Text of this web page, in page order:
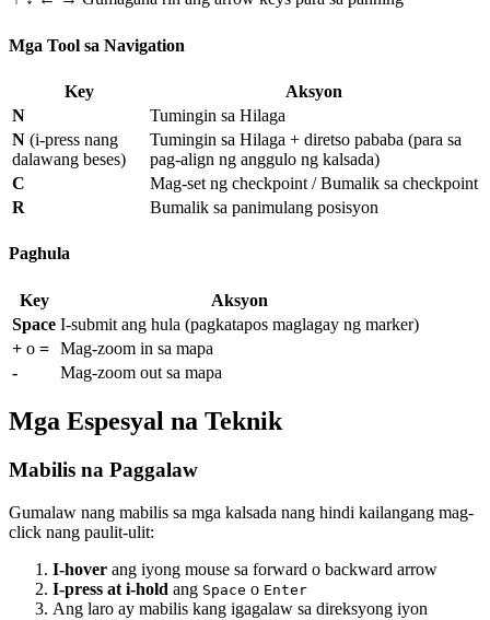
Mga Tool sa Navigation
Key
Aksyon
N
Tumingin sa Hilaga
N (i-press nang
dalawang beses)
Tumingin sa Hilaga + diretso pababa (para sa
pag-align ng anggulo ng kalsada)
C
Mag-set ng checkpoint / Bumalik sa checkpoint
R
Bumalik sa panimulang posisyon
Paghula
Key
Aksyon
Space I-submit ang hula (pagkatapos maglagay ng marker)
+ o = Mag-zoom in sa mapa
-
Mag-zoom out sa mapa
Mga Espesyal na Teknik
Mabilis na Paggalaw
Gumalaw nang mabilis sa mga kalsada nang hindi kailangang mag-
click nang paulit-ulit:
I-hover ang iyong mouse sa forward o backward arrow
I-press at i-hold ang Space o Enter
Ang laro ay mabilis kang igagalaw sa direksyong iyon